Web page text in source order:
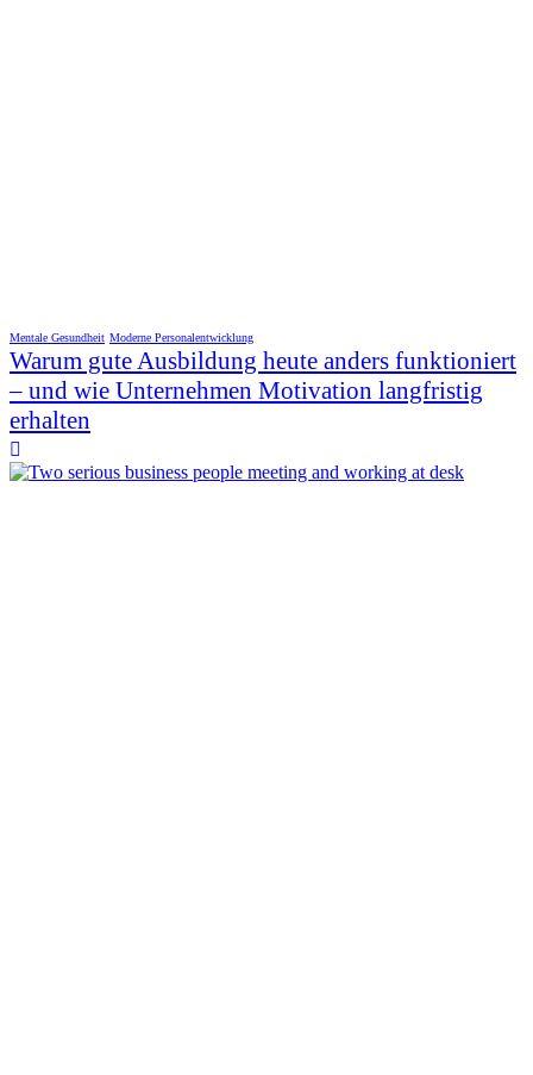
Mentale Gesundheit Moderne Personalentwicklung
Warum gute Ausbildung heute anders funktioniert
– und wie Unternehmen Motivation langfristig
erhalten
